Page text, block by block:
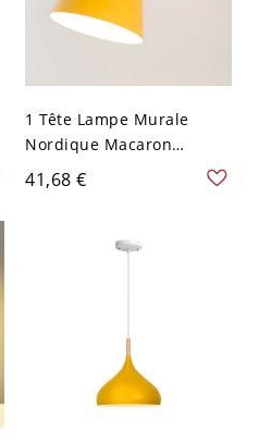
1 Tête Lampe Murale
Nordique Macaron
Applique Cône Aluminium
pour Couloir - 110 V-120 V
41,68 €